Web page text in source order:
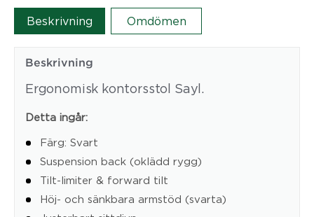
Plus
(svart)
Beskrivning Omdömen
Beskrivning
Ergonomisk kontorsstol Sayl.
Detta ingår:
Färg: Svart
Suspension back (oklädd rygg)
Tilt-limiter & forward tilt
Höj- och sänkbara armstöd (svarta)